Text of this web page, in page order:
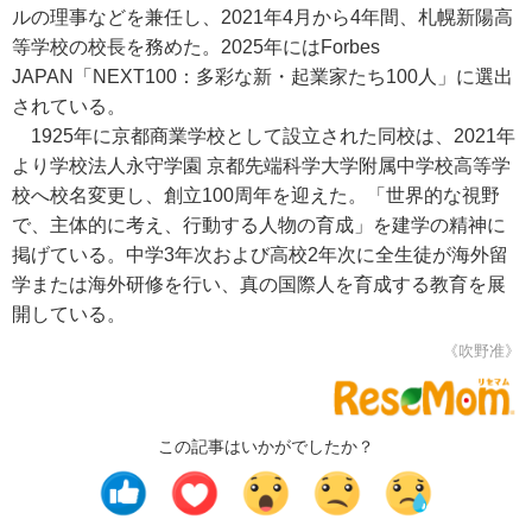
ルの理事などを兼任し、2021年4月から4年間、札幌新陽高
等学校の校長を務めた。2025年にはForbes
JAPAN「NEXT100：多彩な新・起業家たち100人」に選出
されている。
1925年に京都商業学校として設立された同校は、2021年
より学校法人永守学園 京都先端科学大学附属中学校高等学
校へ校名変更し、創立100周年を迎えた。「世界的な視野
で、主体的に考え、行動する人物の育成」を建学の精神に
掲げている。中学3年次および高校2年次に全生徒が海外留
学または海外研修を行い、真の国際人を育成する教育を展
開している。
《吹野准》
この記事はいかがでしたか？